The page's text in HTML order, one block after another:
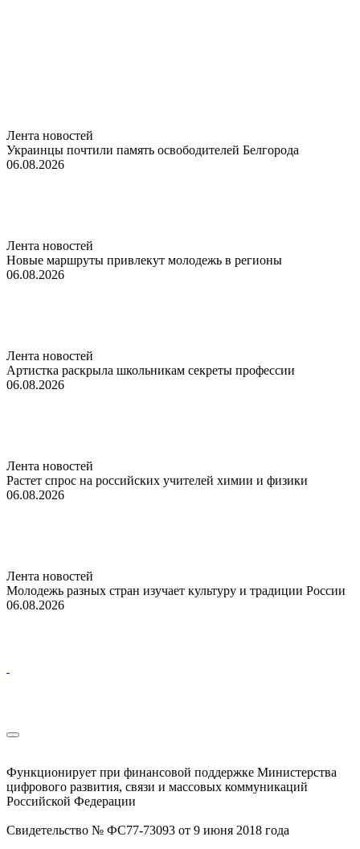
Лента новостей
Украинцы почтили память освободителей Белгорода
06.08.2026
Лента новостей
Новые маршруты привлекут молодежь в регионы
06.08.2026
Лента новостей
Артистка раскрыла школьникам секреты профессии
06.08.2026
Лента новостей
Растет спрос на российских учителей химии и физики
06.08.2026
Лента новостей
Молодежь разных стран изучает культуру и традиции России
06.08.2026
Функционирует при финансовой поддержке Министерства
цифрового развития, связи и массовых коммуникаций
Российской Федерации
Свидетельство № ФС77-73093 от 9 июня 2018 года